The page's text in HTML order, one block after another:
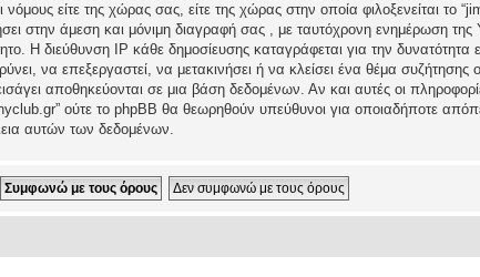
είτε της χώρας σας, είτε της χώρας στην οποία φιλοξενείται το
στην άμεση και μόνιμη διαγραφή σας , με ταυτόχρονη ενημέρωση
Η διεύθυνση IP κάθε δημοσίευσης καταγράφεται για την
να επεξεργαστεί, να μετακινήσει ή να κλείσει ένα θέμα συζήτησης
αποθηκεύονται σε μια βάση δεδομένων. Αν και αυτές οι
ούτε το phpBB θα θεωρηθούν υπεύθυνοι για οποιαδήποτε
αυτών των δεδομένων.